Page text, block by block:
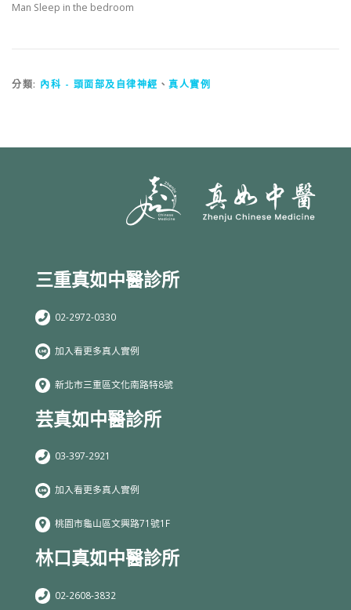
Man Sleep in the bedroom
分類: 內科 - 頭面部及自律神經 、 真人實例
三重真如中醫診所
02-2972-0330
加入看更多真人實例
新北市三重區文化南路特8號
芸真如中醫診所
03-397-2921
加入看更多真人實例
桃園市龜山區文興路71號1F
林口真如中醫診所
02-2608-3832